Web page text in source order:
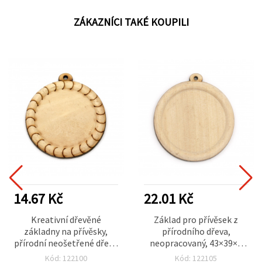
ZÁKAZNÍCI TAKÉ KOUPILI
14.67 Kč
Kreativní dřevěné
základny na přívěsky,
přírodní neošetřené dřevo
Ø 43 × 4,5 mm, otvor 1,5
Kód: 122100
22.01 Kč
Základ pro přívěsek z
přírodního dřeva,
neopracovaný, 43×39×5
mm, lůžko 30 mm, otvor 2
Kód: 122105